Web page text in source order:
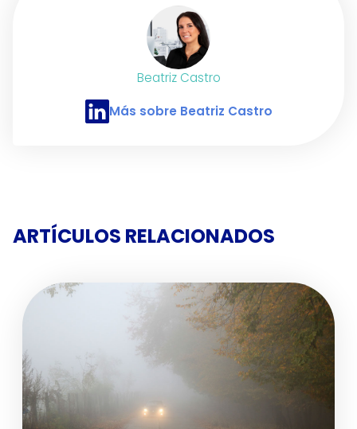
Beatriz Castro
Perfil de LinkedIn de Beatriz Castro
Más sobre Beatriz Castro
ARTÍCULOS RELACIONADOS